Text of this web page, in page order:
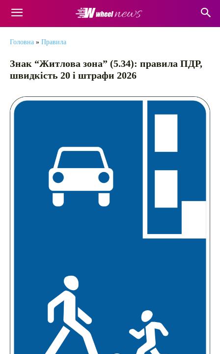
Головна » Правила
Знак “Житлова зона” (5.34): правила ПДР,
швидкість 20 і штрафи 2026